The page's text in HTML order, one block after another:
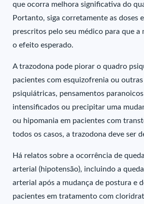
que ocorra melhora significativa do
Portanto, siga corretamente as doses
prescritos pelo seu médico para que a
o efeito esperado.
A trazodona pode piorar o quadro
pacientes com esquizofrenia ou
psiquiátricas, pensamentos
intensificados ou precipitar uma
ou hipomania em pacientes com
todos os casos, a trazodona deve ser
Há relatos sobre a ocorrência de
arterial (hipotensão), incluindo a
arterial após a mudança de postura e
pacientes em tratamento com